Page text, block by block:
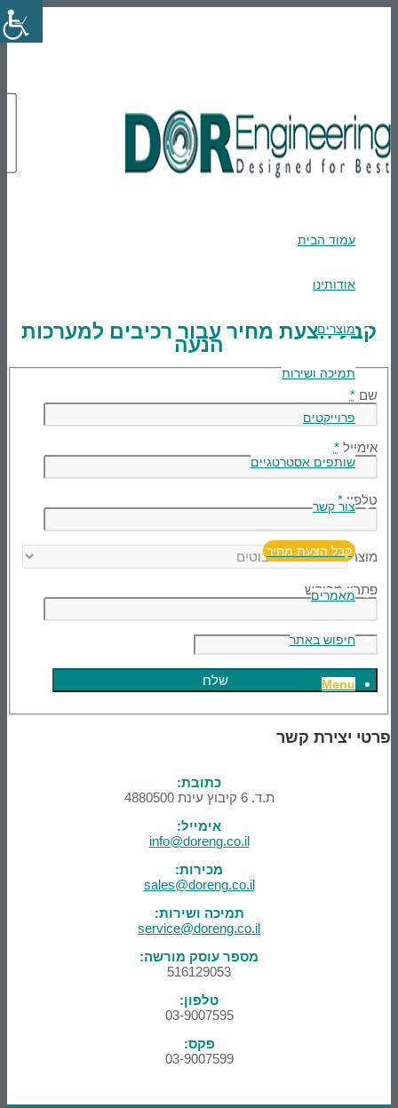
עמוד הבית
אודותינו
מוצרים
תמיכה ושירות
פרוייקטים
שותפים אסטרטגיים
צור קשר
קבל הצעת מחיר
מאמרים
חיפוש באתר
Menu
קבל הצעת מחיר עבור רכיבים למערכות
הנעה
שם*
אימייל*
טלפון*
מוצר
פתרון מבוקש
פרטי יצירת קשר
כתובת:
ת.ד. 6 קיבוץ עינת 4880500
אימייל:
info@doreng.co.il
מכירות:
sales@doreng.co.il
תמיכה ושירות:
service@doreng.co.il
מספר עוסק מורשה:
516129053
טלפון:
03-9007595
פקס:
03-9007599